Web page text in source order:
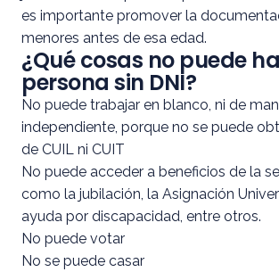
es importante promover la
menores antes de esa edad.
¿Qué cosas no puede
persona sin DNI?
No puede trabajar en blanco, ni de
independiente, porque no se puede
de CUIL ni CUIT
No puede acceder a beneficios de la
como la jubilación, la Asignación
ayuda por discapacidad, entre otros.
No puede votar
No se puede casar